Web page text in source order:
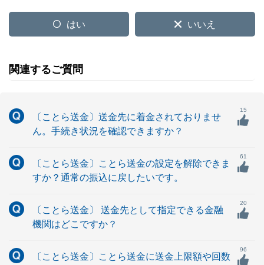
はい いいえ
関連するご質問
〔ことら送金〕送金先に着金されておりませ
ん。手続き状況を確認できますか？
15
〔ことら送金〕ことら送金の設定を解除できま
すか？通常の振込に戻したいです。
61
〔ことら送金〕 送金先として指定できる金融
機関はどこですか？
20
〔ことら送金〕ことら送金に送金上限額や回数
96